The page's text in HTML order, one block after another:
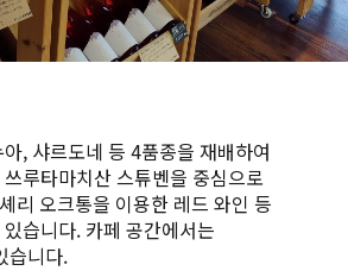
, 샤르도네 등 4품종을 재배하여
루타마치산 스튜벤을 중심으로
리 오크통을 이용한 레드 와인 등
습니다. 카페 공간에서는
습니다.